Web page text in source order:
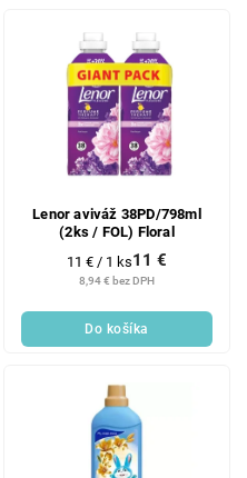
Lenor aviváž 38PD/798ml
(2ks / FOL) Floral
8,94 € bez DPH
11 €
Jednotková
cena:
11 € / 1 ks
Do košíka